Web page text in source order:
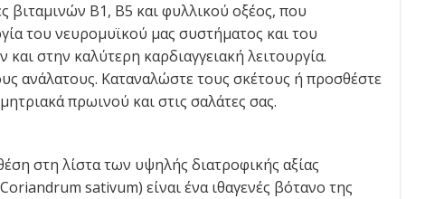
βιταμινών Β1, Β5 και φυλλικού οξέος, που
του νευρομυϊκού μας συστήματος και του
στην καλύτερη καρδιαγγειακή λειτουργία.
ανάλατους. Καταναλώστε τους σκέτους ή προσθέστε
πρωινού και στις σαλάτες σας.
στη λίστα των υψηλής διατροφικής αξίας
sativum) είναι ένα ιθαγενές βότανο της